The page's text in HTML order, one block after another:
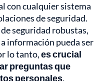
con cualquier sistema
de seguridad.
seguridad robustas,
información pueda ser
lo tanto,es crucial
preguntas que
personales.